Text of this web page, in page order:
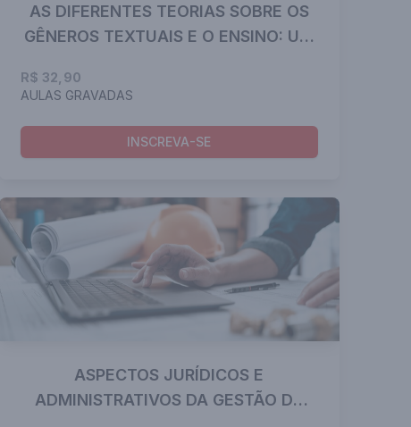
AS DIFERENTES TEORIAS SOBRE OS
GÊNEROS TEXTUAIS E O ENSINO: UM
R$ 32,90
AULAS GRAVADAS
INSCREVA-SE
ASPECTOS JURÍDICOS E
ADMINISTRATIVOS DA GESTÃO DE